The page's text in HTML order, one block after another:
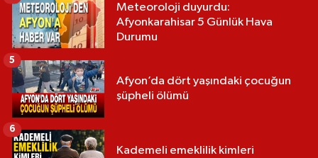
Meteoroloji duyurdu:
Afyonkarahisar 5 Günlük Hava
Durumu
Afyon’da dört yaşındaki çocuğun
şüpheli ölümü
5
Kademeli emeklilik kimleri
6